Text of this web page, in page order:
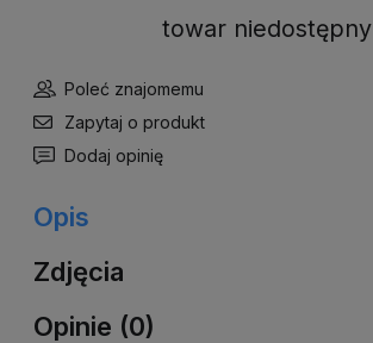
towar niedostępny
Zapytaj o produkt
Poleć znajomemu
Dodaj opinię
Opis
Zdjęcia
Opinie (0)